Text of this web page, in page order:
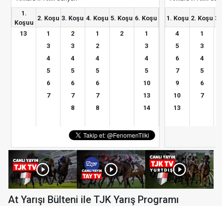
1.
Koşuu
2. Koşu 3. Koşu 4. Koşu 5. Koşu 6. Koşu
13
1
3
4
5
6
7
2
3
4
5
6
7
8
1
2
4
5
6
7
8
2
1
3
4
5
10
13
14
1. Koşu 2. Koşu 3.
4
5
6
7
9
10
13
1
3
4
5
6
7
At Yarışı Bülteni ile TJK Yarış Programı